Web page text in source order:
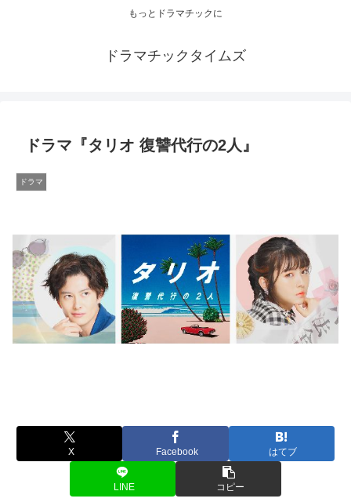
もっとドラマチックに
ドラマチックタイムズ
ドラマ『タリオ 復讐代行の2人』
ドラマ
X Facebook はてブ
LINE コピー